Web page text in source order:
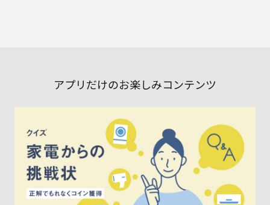
アプリだけのお楽しみコンテンツ